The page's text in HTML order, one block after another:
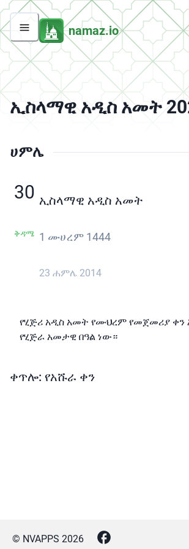
namaz.io
ኢስላማዊ አዲስ አመት
ሀምሌ
30
ቅዳሜ
ኢስላማዊ አዲስ አመት
1 ሙሀረም 1444
23 ሐምሌ 2014
የሂጅሪ አዲስ አመት የሙህረም የመጀመሪያ ቀን
የሂጅራ አመታዊ በዓል ነው።
ቀጥሎ: የአሹራ ቀን
© NVAPPS 2026